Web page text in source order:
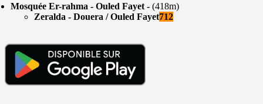
Mosquée Er-rahma - Ouled Fayet - (418m)
Zeralda - Douera / Ouled Fayet712